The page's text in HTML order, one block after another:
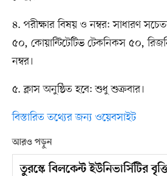
৪. পরীক্ষার বিষয় ও নম্বর: সাধারণ
৫০, কোয়ান্টিটেটিভ টেকনিকস ৫০,
নম্বর।
৫. ক্লাস অনুষ্ঠিত হবে: শুধু শুক্রবার।
বিস্তারিত তথ্যের জন্য ওয়েবসাইট
আরও পড়ুন
তুরস্কে বিলকেন্ট ইউনিভার্সিটির